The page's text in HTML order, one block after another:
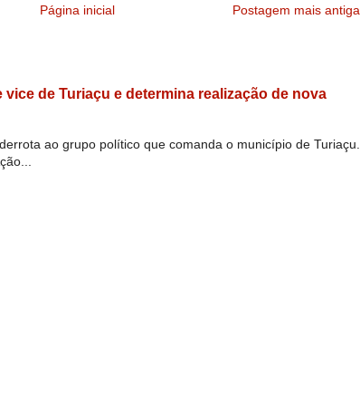
Postagem mais antiga
Página inicial
de Turiaçu e determina realização de nova
ao grupo político que comanda o município de Turiaçu.